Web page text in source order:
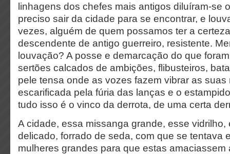
linhagens dos chefes mais antigos diluíram-se
preciso sair da cidade para se encontrar, e
vezes, alguém de quem possamos ter a
descendente de antigo guerreiro, resistente.
louvação? A posse e demarcação do que
sertões calcados de ambições, flibusteiros,
pele tensa onde as vozes fazem vibrar as suas
escarificada pela fúria das lanças e o
tudo isso é o vinco da derrota, de uma certa
A cidade, essa missanga grande, esse
delicado, forrado de seda, com que se tentava
mulheres grandes para que estas amaciassem